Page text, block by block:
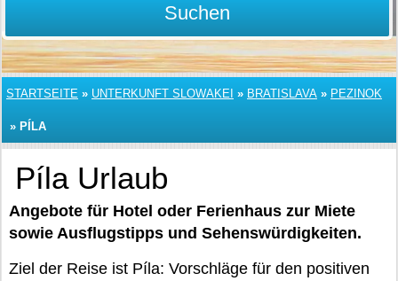
Suchen
STARTSEITE » UNTERKUNFT SLOWAKEI » BRATISLAVA » PEZINOK
» PÍLA
Píla Urlaub
Angebote für Hotel oder Ferienhaus zur Miete
sowie Ausflugstipps und Sehenswürdigkeiten.
Ziel der Reise ist Píla: Vorschläge für den positiven